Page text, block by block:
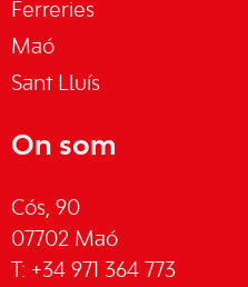
Ferreries
Maó
Sant Lluís
On som
Cós, 90
07702 Maó
T: +34 971 364 773